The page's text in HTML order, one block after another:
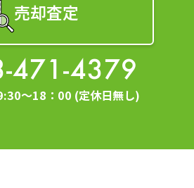
471-4379
～18：00 (定休日無し)
売却査定